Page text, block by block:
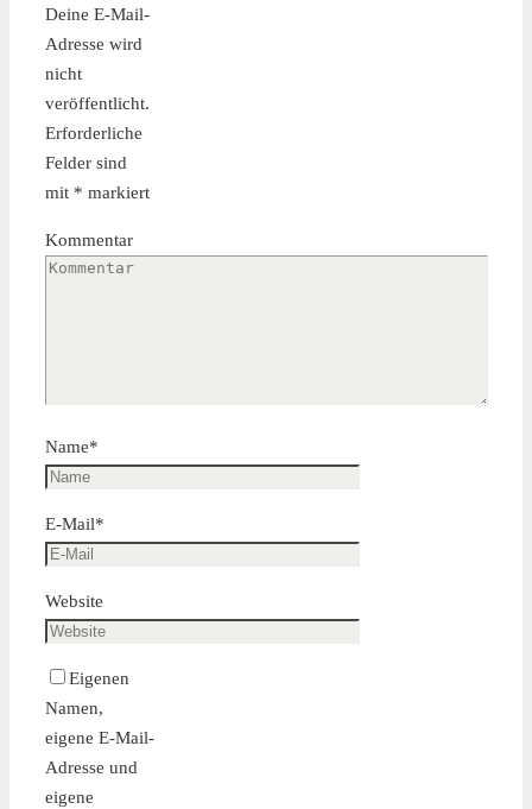
Deine E-Mail-
Adresse wird
nicht
veröffentlicht.
Erforderliche
Felder sind
mit * markiert
Kommentar
Name*
E-Mail*
Website
Eigenen
Namen,
eigene E-Mail-
Adresse und
eigene